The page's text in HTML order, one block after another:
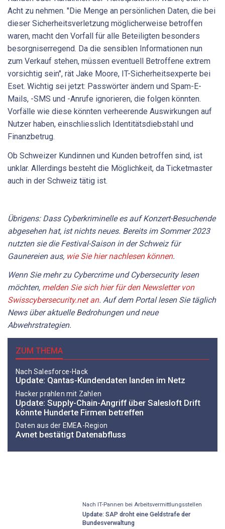
Acht zu nehmen. "Die Menge an persönlichen Daten, die bei
dieser Sicherheitsverletzung möglicherweise betroffen
waren, macht den Vorfall für alle Beteiligten besonders
besorgniserregend. Da die sensiblen Informationen nun
zum Verkauf stehen, müssen eventuell Betroffene extrem
vorsichtig sein", rät Jake Moore, IT-Sicherheitsexperte bei
Eset. Wichtig sei jetzt: Passwörter ändern und Spam-E-
Mails, -SMS und -Anrufe ignorieren, die folgen könnten.
Vorfälle wie diese könnten verheerende Auswirkungen auf
Nutzer haben, einschliesslich Identitätsdiebstahl und
Finanzbetrug.
Ob Schweizer Kundinnen und Kunden betroffen sind, ist
unklar. Allerdings besteht die Möglichkeit, da Ticketmaster
auch in der Schweiz tätig ist.
Übrigens: Dass Cyberkriminelle es auf Konzert-Besuchende
abgesehen hat, ist nichts neues. Bereits im Sommer 2023
nutzten sie die Festival-Saison in der Schweiz für
Gaunereien aus, wie Sie hier nachlesen können.
Wenn Sie mehr zu Cybercrime und Cybersecurity lesen
möchten, melden Sie sich hier für den Newsletter von
Swisscybersecurity.net an. Auf dem Portallesen Sie täglich
News über aktuelle Bedrohungen und neue
Abwehrstrategien.
ZUM THEMA
Nach Salesforce-Hack
Update: Qantas-Kundendaten landen im Netz
Hacker prahlen mit Zahlen
Update: Supply-Chain-Angriff über Salesloft Drift
könnte Hunderte Firmen betreffen
Daten aus der EMEA-Region
Avnet bestätigt Datenabfluss
Nach IT-Pannen bei Arbeitsvermittlungsstellen
Update: SAP droht eine Geldstrafe der
Bundesverwaltung